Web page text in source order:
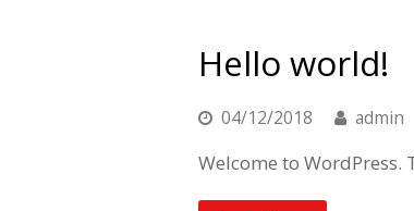
Hello world!
04/12/2018 admin
Welcome to